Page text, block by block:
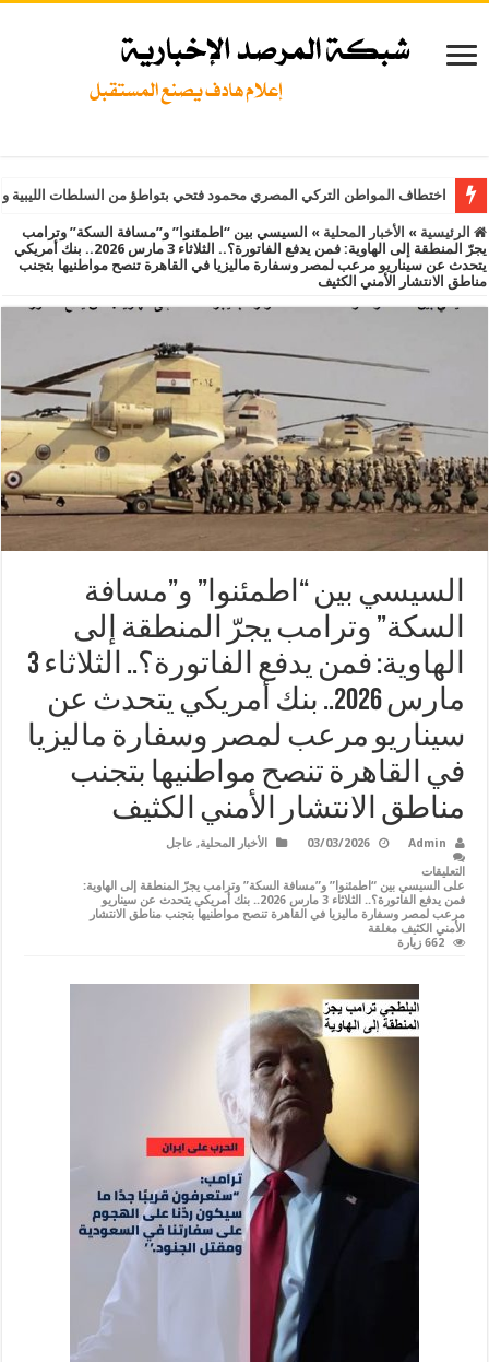
اختطاف المواطن التركي المصري محمود فتحي بتواطؤ من السلطات
الرئيسية » الأخبار المحلية » السيسي بين “اطمئنوا” و”مسافة السكة” وترامب
يجرّ المنطقة إلى الهاوية: فمن يدفع الفاتورة؟.. الثلاثاء 3 مارس 2026.. بنك أمريكي
يتحدث عن سيناريو مرعب لمصر وسفارة ماليزيا في القاهرة تنصح مواطنيها بتجنب
مناطق الانتشار الأمني الكثيف
السيسي بين “اطمئنوا” و”مسافة
السكة” وترامب يجرّ المنطقة إلى
الهاوية: فمن يدفع الفاتورة؟.. الثلاثاء 3
مارس 2026.. بنك أمريكي يتحدث عن
سيناريو مرعب لمصر وسفارة ماليزيا
في القاهرة تنصح مواطنيها بتجنب
مناطق الانتشار الأمني الكثيف
Admin
03/03/2026 الأخبار المحلية, عاجل
التعليقات
على السيسي بين “اطمئنوا” و”مسافة السكة” وترامب يجرّ المنطقة إلى الهاوية:
فمن يدفع الفاتورة؟.. الثلاثاء 3 مارس 2026.. بنك أمريكي يتحدث عن سيناريو
مرعب لمصر وسفارة ماليزيا في القاهرة تنصح مواطنيها بتجنب مناطق الانتشار
الأمني الكثيف مغلقة
662 زيارة